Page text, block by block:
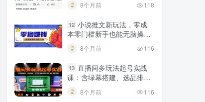
人逆袭8个月前 118
12 小说推文新玩法，零成
本零门槛新手也能无脑操
8个月前 116
13 直播间多玩法起号实战
课：含绿幕搭建、选品排
规调整技巧
8个月前 116